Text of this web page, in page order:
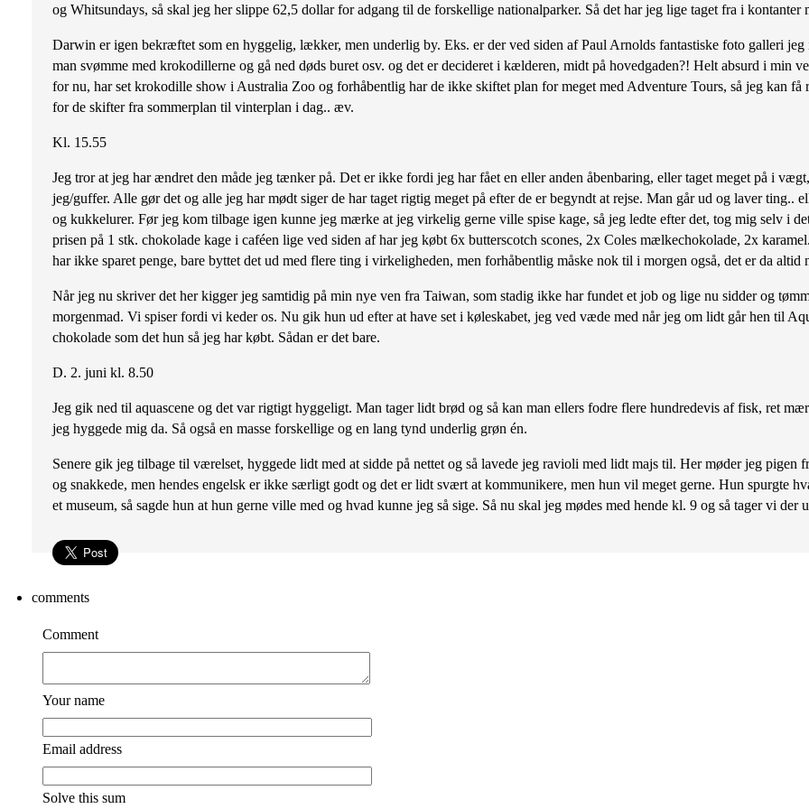
og Whitsundays, så skal jeg her slippe 62,5 dollar for adgang til de forskellige nationalparker. Så det har jeg lige taget fra i kontanter
Darwin er igen bekræftet som en hyggelig, lækker, men underlig by. Eks. er der ved siden af Paul Arnolds fantastiske foto galleri
man svømme med krokodillerne og gå ned døds buret osv. og det er decideret i kælderen, midt på hovedgaden?! Helt absurd i min
for nu, har set krokodille show i Australia Zoo og forhåbentlig har de ikke skiftet plan for meget med Adventure Tours, så jeg kan
for de skifter fra sommerplan til vinterplan i dag.. æv.
Kl. 15.55
Jeg tror at jeg har ændret den måde jeg tænker på. Det er ikke fordi jeg har fået en eller anden åbenbaring, eller taget meget på i
jeg/guffer. Alle gør det og alle jeg har mødt siger de har taget rigtig meget på efter de er begyndt at rejse. Man går ud og laver ting..
og kukkelurer. Før jeg kom tilbage igen kunne jeg mærke at jeg virkelig gerne ville spise kage, så jeg ledte efter det, tog mig selv i
prisen på 1 stk. chokolade kage i caféen lige ved siden af har jeg købt 6x butterscotch scones, 2x Coles mælkechokolade, 2x
har ikke sparet penge, bare byttet det ud med flere ting i virkeligheden, men forhåbentlig måske nok til i morgen også, det er da altid
Når jeg nu skriver det her kigger jeg samtidig på min nye ven fra Taiwan, som stadig ikke har fundet et job og lige nu sidder og
morgenmad. Vi spiser fordi vi keder os. Nu gik hun ud efter at have set i køleskabet, jeg ved væde med når jeg om lidt går hen til
chokolade som det hun så jeg har købt. Sådan er det bare.
D. 2. juni kl. 8.50
Jeg gik ned til aquascene og det var rigtigt hyggeligt. Man tager lidt brød og så kan man ellers fodre flere hundredevis af fisk, ret
jeg hyggede mig da. Så også en masse forskellige og en lang tynd underlig grøn én.
Senere gik jeg tilbage til værelset, hyggede lidt med at sidde på nettet og så lavede jeg ravioli med lidt majs til. Her møder jeg pigen
og snakkede, men hendes engelsk er ikke særligt godt og det er lidt svært at kommunikere, men hun vil meget gerne. Hun spurgte
et museum, så sagde hun at hun gerne ville med og hvad kunne jeg så sige. Så nu skal jeg mødes med hende kl. 9 og så tager vi der
comments
Comment
Your name
Email address
Solve this sum